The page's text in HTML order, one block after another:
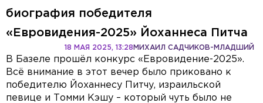
биография победителя
«Евровидения-2025» Йоханнеса Питча
МИХАИЛ САДЧИКОВ-МЛАДШИЙ
18 МАЯ 2025, 13:28
В Базеле прошёл конкурс «Евровидение-2025».
Всё внимание в этот вечер было приковано к
победителю Йоханнесу Питчу, израильской
певице и Томми Кэшу – который чуть было не